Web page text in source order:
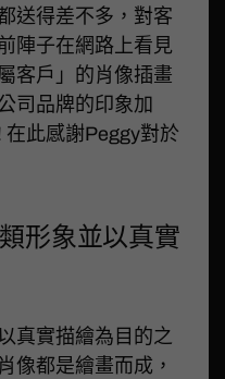
送得差不多，對客
陣子在網路上看見
客戶」的肖像插畫
司品牌的印象加
此感謝Peggy對於
形象並以真實
真實描繪為目的之
像都是繪畫而成，